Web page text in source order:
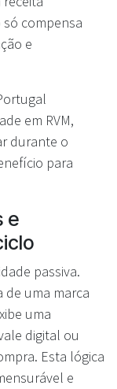
compensa
e
em RVM,
durante o
para
e
passiva.
de uma marca
uma
digital ou
Esta lógica
e